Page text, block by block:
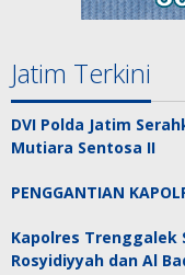
Jatim Terkini
DVI Polda Jatim
Mutiara Sentosa II
PENGGANTIAN
Kapolres Trenggalek
Rosyidiyyah dan Al